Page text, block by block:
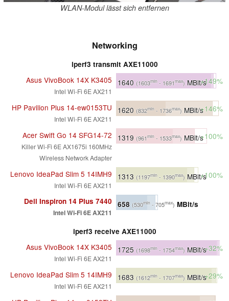
WLAN-Modul lässt sich entfernen
Networking
iperf3 transmit AXE11000
Asus VivoBook 14X K3405
Intel Wi-Fi 6E AX211
1640 (1603min - 1691max) MBit/s+149%
HP Pavilion Plus 14-ew0153TU
Intel Wi-Fi 6E AX211
1620 (832min - 1736max)MBit/s+146%
Acer Swift Go 14 SFG14-72
Killer Wi-Fi 6E AX1675i 160MHz
Wireless Network Adapter
1319 (961min - 1533max) MBit/s+100%
Lenovo IdeaPad Slim 5 14IMH9
Intel Wi-Fi 6E AX211
1313 (1197min - 1390max) MBit/s+100%
Dell Inspiron 14 Plus 7440
Intel Wi-Fi 6E AX211
658 (530min- 705max) MBit/s
iperf3 receive AXE11000
Asus VivoBook 14X K3405
Intel Wi-Fi 6E AX211
1725 (1698min - 1754max) MBit/s+32%
Lenovo IdeaPad Slim 5 14IMH9
Intel Wi-Fi 6E AX211
1683 (1612min - 1707max) MBit/s+29%